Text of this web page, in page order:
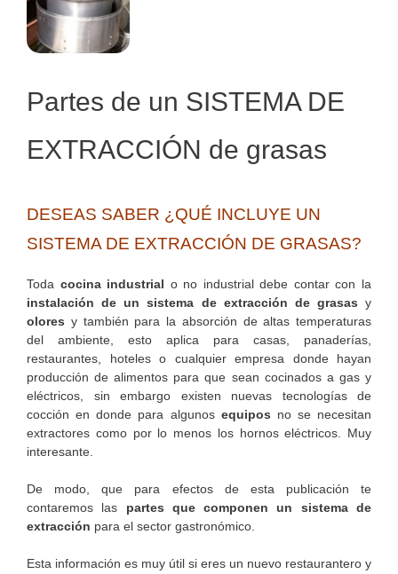
Partes de un SISTEMA DE
EXTRACCIÓN de grasas
DESEAS SABER ¿QUÉ INCLUYE UN
SISTEMA DE EXTRACCIÓN DE GRASAS?
Toda cocina industrial o no industrial debe contar con la
instalación de un sistema de extracción de grasas y
olores y también para la absorción de altas temperaturas
del ambiente, esto aplica para casas, panaderías,
restaurantes, hoteles o cualquier empresa donde hayan
producción de alimentos para que sean cocinados a gas y
eléctricos, sin embargo existen nuevas tecnologías de
cocción en donde para algunos equipos no se necesitan
extractores como por lo menos los hornos eléctricos. Muy
interesante.
De modo, que para efectos de esta publicación te
contaremos las partes
que componen un sistema de
extracción para el sector gastronómico.
Esta información es muy útil si eres un nuevo restaurantero y